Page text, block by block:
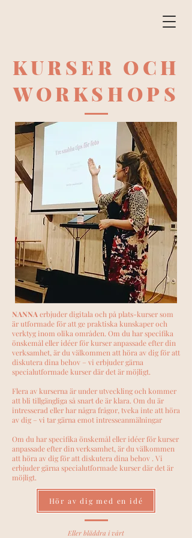
KURSER OCH
WORKSHOPS
NANNA erbjuder digitala och på plats-kurser som
är utformade för att ge praktiska kunskaper och
verktyg inom olika områden. Om du har specifika
önskemål eller idéer för kurser anpassade efter din
verksamhet, är du välkommen att höra av dig för att
diskutera dina behov – vi erbjuder gärna
specialutformade kurser där det är möjligt.
Flera av kurserna är under utveckling och kommer
att bli tillgängliga så snart de är klara. Om du är
intresserad eller har några frågor, tveka inte att höra
av dig – vi tar gärna emot intresseanmälningar
Om du har specifika önskemål eller idéer för kurser
anpassade efter din verksamhet, är du välkommen
att höra av dig för att diskutera dina behov . Vi
erbjuder gärna specialutformade kurser där det är
möjligt.
Hör av dig med en idé
Eller bläddra i vårt